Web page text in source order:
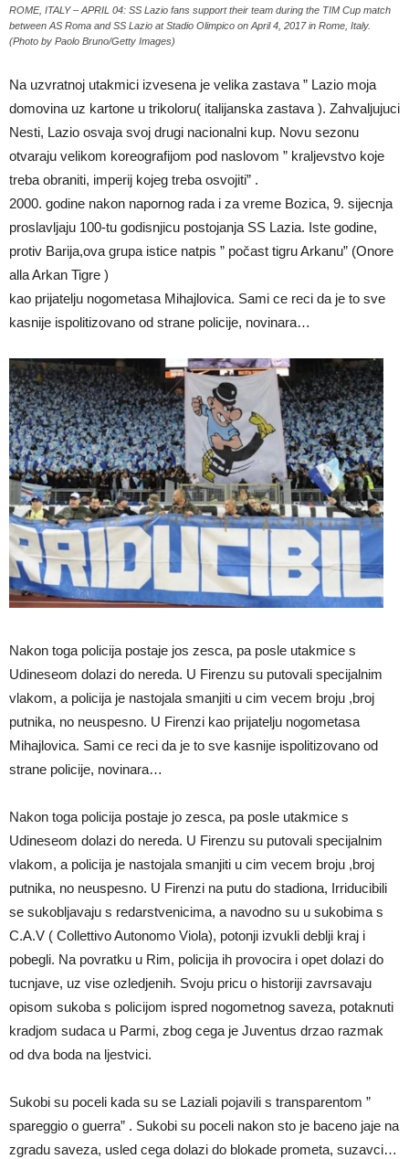
ROME, ITALY – APRIL 04: SS Lazio fans support their team during the TIM Cup match
between AS Roma and SS Lazio at Stadio Olimpico on April 4, 2017 in Rome, Italy.
(Photo by Paolo Bruno/Getty Images)
Na uzvratnoj utakmici izvesena je velika zastava ” Lazio moja
domovina uz kartone u trikoloru( italijanska zastava ). Zahvaljujuci
Nesti, Lazio osvaja svoj drugi nacionalni kup. Novu sezonu
otvaraju velikom koreografijom pod naslovom ” kraljevstvo koje
treba obraniti, imperij kojeg treba osvojiti” .
2000. godine nakon napornog rada i za vreme Bozica, 9. sijecnja
proslavljaju 100-tu godisnjicu postojanja SS Lazia. Iste godine,
protiv Barija,ova grupa istice natpis ” počast tigru Arkanu” (Onore
alla Arkan Tigre )
kao prijatelju nogometasa Mihajlovica. Sami ce reci da je to sve
kasnije ispolitizovano od strane policije, novinara…
Nakon toga policija postaje jos zesca, pa posle utakmice s
Udineseom dolazi do nereda. U Firenzu su putovali specijalnim
vlakom, a policija je nastojala smanjiti u cim vecem broju ,broj
putnika, no neuspesno. U Firenzi kao prijatelju nogometasa
Mihajlovica. Sami ce reci da je to sve kasnije ispolitizovano od
strane policije, novinara…
Nakon toga policija postaje jo zesca, pa posle utakmice s
Udineseom dolazi do nereda. U Firenzu su putovali specijalnim
vlakom, a policija je nastojala smanjiti u cim vecem broju ,broj
putnika, no neuspesno. U Firenzi na putu do stadiona, Irriducibili
se sukobljavaju s redarstvenicima, a navodno su u sukobima s
C.A.V ( Collettivo Autonomo Viola), potonji izvukli deblji kraj i
pobegli. Na povratku u Rim, policija ih provocira i opet dolazi do
tucnjave, uz vise ozledjenih. Svoju pricu o historiji zavrsavaju
opisom sukoba s policijom ispred nogometnog saveza, potaknuti
kradjom sudaca u Parmi, zbog cega je Juventus drzao razmak
od dva boda na ljestvici.
Sukobi su poceli kada su se Laziali pojavili s transparentom ”
spareggio o guerra” . Sukobi su poceli nakon sto je baceno jaje na
zgradu saveza, usled cega dolazi do blokade prometa, suzavci…